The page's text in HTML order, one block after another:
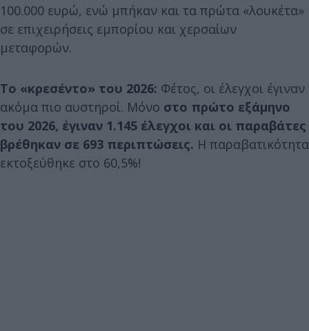
100.000 ευρώ, ενώ μπήκαν και τα πρώτα «λουκέτα»
σε επιχειρήσεις εμπορίου και χερσαίων
μεταφορών.
Το «κρεσέντο» του 2026: Φέτος, οι έλεγχοι έγιναν
ακόμα πιο αυστηροί. Μόνο στο πρώτο εξάμηνο
του 2026, έγιναν 1.145 έλεγχοι και οι παραβάτες
βρέθηκαν σε 693 περιπτώσεις. Η παραβατικότητα
εκτοξεύθηκε στο 60,5%!